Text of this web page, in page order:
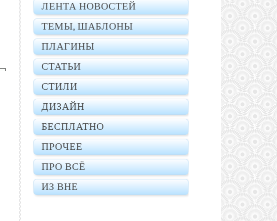
ЛЕНТА НОВОСТЕЙ
ТЕМЫ, ШАБЛОНЫ
ПЛАГИНЫ
СТАТЬИ
СТИЛИ
ДИЗАЙН
БЕСПЛАТНО
ПРОЧЕЕ
ПРО ВСЁ
ИЗ ВНЕ